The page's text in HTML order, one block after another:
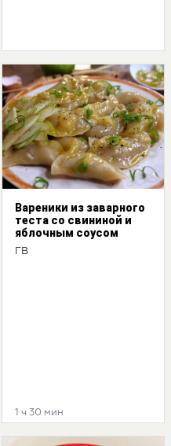
Вареники из заварного
теста со свининой и
яблочным соусом
ГВ
1 ч 30 мин